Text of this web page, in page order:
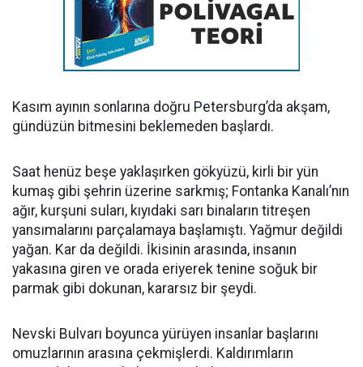
Kasım ayının sonlarına doğru Petersburg’da akşam,
gündüzün bitmesini beklemeden başlardı.
Saat henüz beşe yaklaşırken gökyüzü, kirli bir yün
kumaş gibi şehrin üzerine sarkmış; Fontanka Kanalı’nın
ağır, kurşuni suları, kıyıdaki sarı binaların titreşen
yansımalarını parçalamaya başlamıştı. Yağmur değildi
yağan. Kar da değildi. İkisinin arasında, insanın
yakasına giren ve orada eriyerek tenine soğuk bir
parmak gibi dokunan, kararsız bir şeydi.
Nevski Bulvarı boyunca yürüyen insanlar başlarını
omuzlarının arasına çekmişlerdi. Kaldırımların